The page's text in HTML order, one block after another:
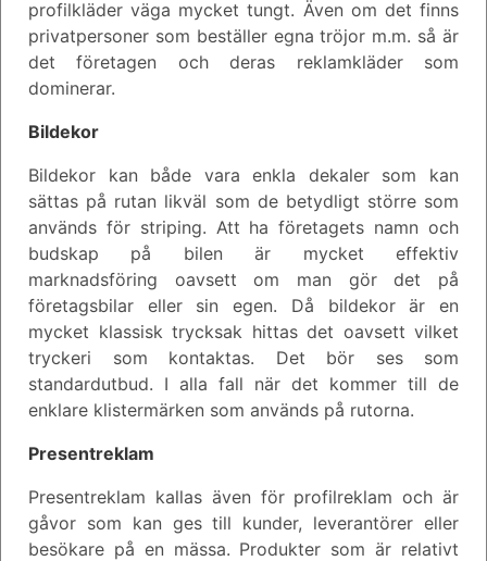
profilkläder väga mycket tungt. Även om det finns
privatpersoner som beställer egna tröjor m.m. så är
det företagen och deras reklamkläder som
dominerar.
Bildekor
Bildekor kan både vara enkla dekaler som kan
sättas på rutan likväl som de betydligt större som
används för striping. Att ha företagets namn och
budskap på bilen är mycket effektiv
marknadsföring oavsett om man gör det på
företagsbilar eller sin egen. Då bildekor är en
mycket klassisk trycksak hittas det oavsett vilket
tryckeri som kontaktas. Det bör ses som
standardutbud. I alla fall när det kommer till de
enklare klistermärken som används på rutorna.
Presentreklam
Presentreklam kallas även för profilreklam och är
gåvor som kan ges till kunder, leverantörer eller
besökare på en mässa. Produkter som är relativt